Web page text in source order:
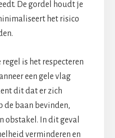
De gordel houdt je
het risico
is het respecteren
een gele vlag
dit dat er zich
de baan bevinden,
obstakel. In dit geval
verminderen en